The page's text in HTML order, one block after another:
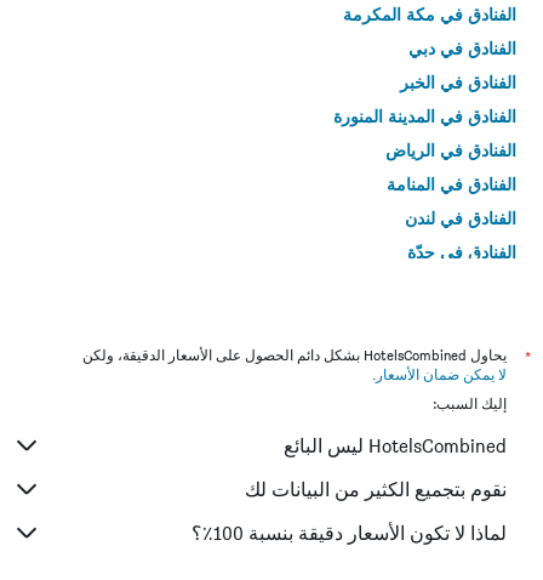
الفنادق في مكة المكرمة
الفنادق في دبي
الفنادق في الخبر
الفنادق في المدينة المنورة
الفنادق في الرياض
الفنادق في المنامة
الفنادق في لندن
الفنادق في جدّة
*
يحاول HotelsCombined بشكل دائم الحصول على الأسعار الدقيقة، ولكن
لا يمكن ضمان الأسعار .
إليك السبب:
HotelsCombined ليس البائع
نقوم بتجميع الكثير من البيانات لك
لماذا لا تكون الأسعار دقيقة بنسبة 100٪؟